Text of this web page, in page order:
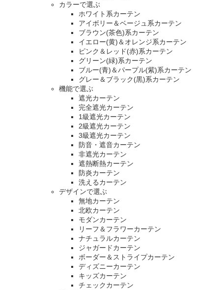
カラーで選ぶ
ホワイト系カーテン
アイボリー＆ベージュ系カーテン
ブラウン(茶色)系カーテン
イエロー(黄)＆オレンジ系カーテン
ピンク＆レッド(赤)系カーテン
グリーン(緑)系カーテン
ブルー(青)＆パープル(紫)系カーテン
グレー＆ブラック(黒)系カーテン
機能で選ぶ
遮光カーテン
完全遮光カーテン
1級遮光カーテン
2級遮光カーテン
3級遮光カーテン
防音・遮音カーテン
非遮光カーテン
遮熱断熱カーテン
防炎カーテン
洗えるカーテン
デザインで選ぶ
無地カーテン
北欧カーテン
モダンカーテン
リーフ＆フラワーカーテン
ナチュラルカーテン
ジャガードカーテン
ボーダー＆ストライプカーテン
ディズニーカーテン
キッズカーテン
チェックカーテン